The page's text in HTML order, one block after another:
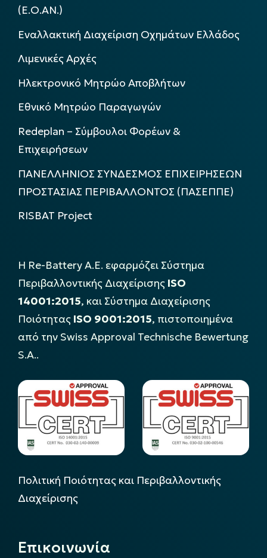
(Ε.Ο.ΑΝ.)
Εναλλακτική Διαχείριση Οχημάτων Ελλάδος
Λιμενικές Αρχές
Ηλεκτρονικό Μητρώο Αποβλήτων
Εθνικό Μητρώο Παραγωγών
Redeplan – Σύμβουλοι Φορέων &
Επιχειρήσεων
ΠΑΝΕΛΛΗΝΙΟΣ ΣΥΝΔΕΣΜΟΣ ΕΠΙΧΕΙΡΗΣΕΩΝ
ΠΡΟΣΤΑΣΙΑΣ ΠΕΡΙΒΑΛΛΟΝΤΟΣ (ΠΑΣΕΠΠΕ)
RISBAT Project
Η Re-Battery Α.Ε. εφαρμόζει Σύστημα
Περιβαλλοντικής Διαχείρισης ISO
14001:2015, και Σύστημα Διαχείρισης
Ποιότητας ISO 9001:2015, πιστοποιημένα
από την Swiss Approval Technische Bewertung
S.A..
Πολιτική Ποιότητας και Περιβαλλοντικής
Διαχείρισης
Επικοινωνία